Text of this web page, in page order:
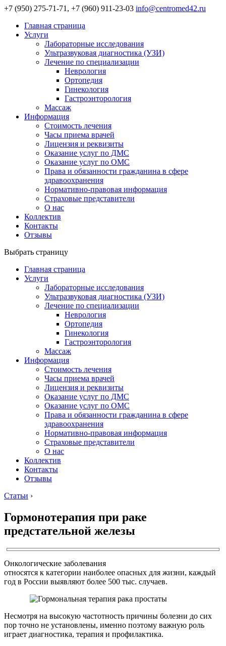
+7 (950) 275-71-71, +7 (960) 911-23-03 info@centromed42.ru
Главная страница
Услуги
Лабораторные исследования
Ультразвуковая диагностика (УЗИ)
Лечение по специализации
Неврология
Ортопедия
Гинекология
Гастроэнторология
Массаж
Информация
Стоимость лечения
Часы приема врачей
Лицензия и реквизиты
Оказание услуг по ДМС
Оказание услуг по ОМС
Права и обязанности гражданина в сфере
здравоохранения
Нормативно-правовая информация
Страховые представители
О нас
Коллектив
Контакты
Отзывы
Выбрать страницу
Главная страница
Услуги
Лабораторные исследования
Ультразвуковая диагностика (УЗИ)
Лечение по специализации
Неврология
Ортопедия
Гинекология
Гастроэнторология
Массаж
Информация
Стоимость лечения
Часы приема врачей
Лицензия и реквизиты
Оказание услуг по ДМС
Оказание услуг по ОМС
Права и обязанности гражданина в сфере
здравоохранения
Нормативно-правовая информация
Страховые представители
О нас
Коллектив
Контакты
Отзывы
Статьи ›
Гормонотерапия при раке
предстательной железы
Онкологические заболевания
относятся к категории наиболее опасных для жизни, каждый
год в России выявляют более 500 тыс. случаев.
Несмотря на высокую частотность причины болезни до сих
пор точно не установлены, именно поэтому важную роль
играет диагностика, терапия и профилактика.